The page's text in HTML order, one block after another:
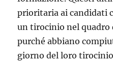
prioritaria ai candidati
un tirocinio nel quadro
purché abbiano
giorno del loro